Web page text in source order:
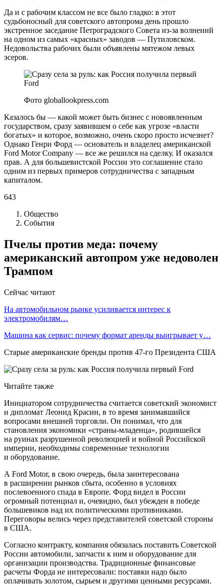
Да и с рабочим классом не все было гладко: в этот
судьбоносный для советского автопрома день прошло
экстренное заседание Петроградского Совета из-за волнений
на одном из самых «красных» заводов — Путиловском.
Недовольства рабочих были объявлены мятежом левых
эсеров.
Фото globallookpress.com
Казалось бы — какой может быть бизнес с новоявленным
государством, сразу заявившем о себе как угрозе «власти
богатых» и которое, возможно, очень скоро просто исчезнет?
Однако Генри Форд — основатель и владелец американской
Ford Motor Company — все же решился на сделку. И оказался
прав. А для большевистской России это соглашение стало
одним из первых примеров сотрудничества с западным
капиталом.
643
Общество
События
Пчелы против меда: почему
американский автопром уже недоволен
Трампом
Сейчас читают
На автомобильном рынке усиливается интерес к
электромобилям…
Машина как сервис: почему формат аренды выигрывает у…
Старые американские бренды против 47-го Президента США
Читайте также
Инициатором сотрудничества считается советский экономист
и дипломат Леонид Красин, в то время занимавшийся
вопросами внешней торговли. Он понимал, что для
становления экономики «страны-младенца», родившейся
на руинах разрушенной революцией и войной Российской
империи, необходимы современные технологии
и оборудование.
А Ford Motor, в свою очередь, была заинтересована
в расширении рынков сбыта, особенно в условиях
послевоенного спада в Европе. Форд видел в России
огромный потенциал и, очевидно, был убежден в победе
большевиков над их политическими противниками.
Переговоры велись через представителей советской стороны
в США.
Согласно контракту, компания обязалась поставить Советской
России автомобили, запчасти к ним и оборудование для
организации производства. Традиционные финансовые
расчеты Форда не интересовали: поставки надо было
оплачивать золотом, сырьем и другими ценными ресурсами.